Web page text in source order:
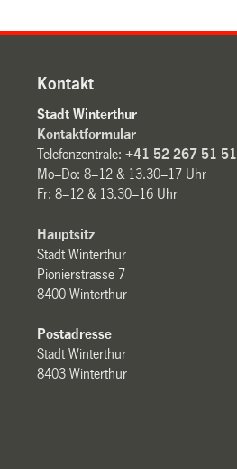
Kontakt
Stadt Winterthur
Kontaktformular
Telefonzentrale:+41 52 267 51 51
Mo–Do: 8–12 & 13.30–17 Uhr
Fr: 8–12 & 13.30–16 Uhr
Hauptsitz
Stadt Winterthur
Pionierstrasse 7
8400 Winterthur
Postadresse
Stadt Winterthur
8403 Winterthur